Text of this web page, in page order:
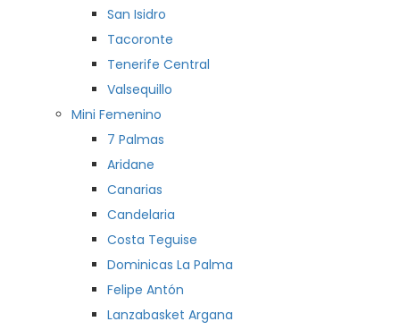
San Isidro
Tacoronte
Tenerife Central
Valsequillo
Mini Femenino
7 Palmas
Aridane
Canarias
Candelaria
Costa Teguise
Dominicas La Palma
Felipe Antón
Lanzabasket Argana